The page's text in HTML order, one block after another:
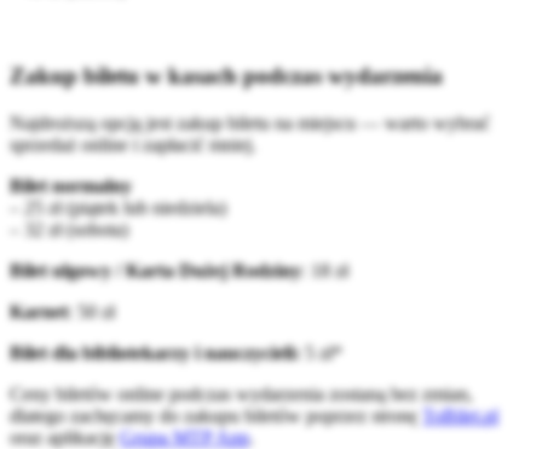
Zakup biletu w kasach podczas wydarzenia
Najdroższą opcją jest zakup biletu na miejscu — warto wybrać
sprzedaż online i zapłacić mniej.
Bilet normalny
– 25 zł (piątek lub niedziela)
– 32 zł (sobota)
Bilet ulgowy / Karta Dużej Rodziny: 18 zł
Karnet: 50 zł
Bilet dla bibliotekarzy i nauczycieli:
5 zł*
Ceny biletów online podczas wydarzenia zostaną bez zmian,
dlatego zachęcamy do zakupu biletów poprzez stronę ToBilet.pl
oraz aplikacjęGrupa MTP App.